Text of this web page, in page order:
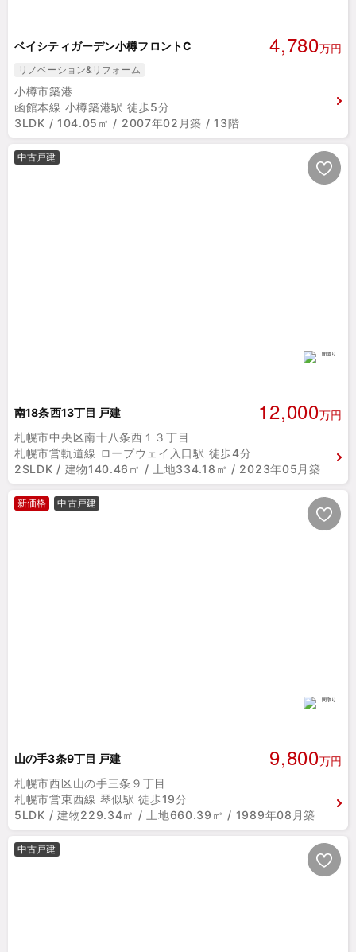
ベイシティガーデン小樽フロントC 4,780万円
リノベーション&リフォーム
小樽市築港
函館本線 小樽築港駅 徒歩5分
3LDK / 104.05㎡ / 2007年02月築 / 13階
中古戸建
南18条西13丁目 戸建 12,000万円
札幌市中央区南十八条西１３丁目
札幌市営軌道線 ロープウェイ入口駅 徒歩4分
2SLDK / 建物140.46㎡ / 土地334.18㎡ / 2023年05月築
新価格 中古戸建
山の手3条9丁目 戸建 9,800万円
札幌市西区山の手三条９丁目
札幌市営東西線 琴似駅 徒歩19分
5LDK / 建物229.34㎡ / 土地660.39㎡ / 1989年08月築
中古戸建